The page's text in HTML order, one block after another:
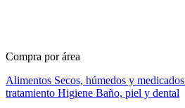
Compra por área
Alimentos Secos, húmedos y medicados
tratamiento Higiene Baño, piel y dental